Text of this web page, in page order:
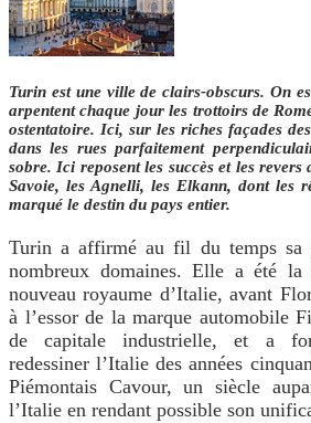
Turin est une ville de clairs-obscurs. On
arpentent chaque jour les trottoirs de
ostentatoire. Ici, sur les riches façades
dans les rues parfaitement
sobre. Ici reposent les succès et les
Savoie, les Agnelli, les Elkann, dont les
marqué le destin du pays entier.
Turin a affirmé au fil du temps sa
nombreux domaines. Elle a été la
nouveau royaume d’Italie, avant
à l’essor de la marque automobile
de capitale industrielle, et a
redessiner l’Italie des années
Piémontais Cavour, un siècle
l’Italie en rendant possible son